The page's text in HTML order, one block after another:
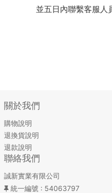
並五日內聯繫客服人
關於我們
購物說明
退換貨說明
退款說明
聯絡我們
誠新實業有限公司
統一編號 : 54063797